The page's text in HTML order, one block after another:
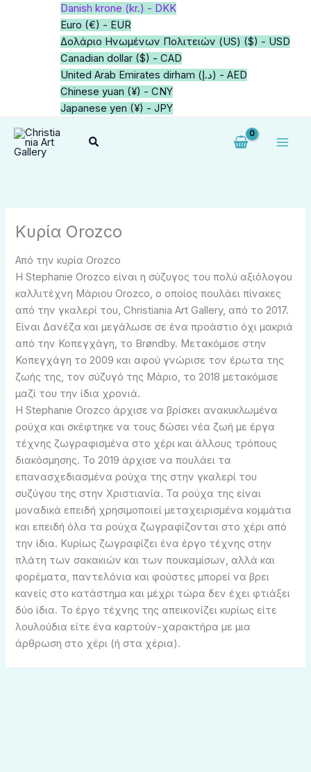
περιεχόμενο
Danish krone (kr.) - DKK
Euro (€) - EUR
Δολάριο Ηνωμένων Πολιτειών (US) ($) - USD
Canadian dollar ($) - CAD
United Arab Emirates dirham (د.إ) - AED
Chinese yuan (¥) - CNY
Japanese yen (¥) - JPY
Αναζήτηση
Κυρία Orozco
Από την κυρία Orozco
Η Stephanie Orozco είναι η σύζυγος του πολύ αξιόλογου
καλλιτέχνη Μάριου Orozco, ο οποίος πουλάει πίνακες
από την γκαλερί του, Christiania Art Gallery, από το 2017.
Είναι Δανέζα και μεγάλωσε σε ένα προάστιο όχι μακριά
από την Κοπεγχάγη, το Brøndby. Μετακόμισε στην
Κοπεγχάγη το 2009 και αφού γνώρισε τον έρωτα της
ζωής της, τον σύζυγό της Μάριο, το 2018 μετακόμισε
μαζί του την ίδια χρονιά.
Η Stephanie Orozco άρχισε να βρίσκει ανακυκλωμένα
ρούχα και σκέφτηκε να τους δώσει νέα ζωή με έργα
τέχνης ζωγραφισμένα στο χέρι και άλλους τρόπους
διακόσμησης. Το 2019 άρχισε να πουλάει τα
επανασχεδιασμένα ρούχα της στην γκαλερί του
συζύγου της στην Χριστιανία. Τα ρούχα της είναι
μοναδικά επειδή χρησιμοποιεί μεταχειρισμένα κομμάτια
και επειδή όλα τα ρούχα ζωγραφίζονται στο χέρι από
την ίδια. Κυρίως ζωγραφίζει ένα έργο τέχνης στην
πλάτη των σακακιών και των πουκαμίσων, αλλά και
φορέματα, παντελόνια και φούστες μπορεί να βρει
κανείς στο κατάστημα και μέχρι τώρα δεν έχει φτιάξει
δύο ίδια. Το έργο τέχνης της απεικονίζει κυρίως είτε
λουλούδια είτε ένα καρτούν-χαρακτήρα με μια
άρθρωση στο χέρι (ή στα χέρια).